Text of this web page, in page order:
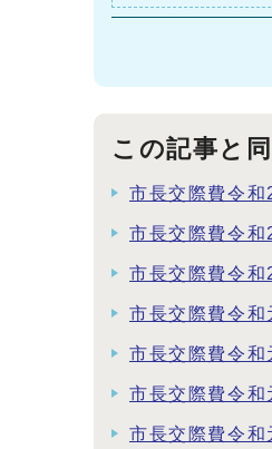
この記事と
市長交際費令和
市長交際費令和
市長交際費令和
市長交際費令和
市長交際費令和
市長交際費令和
市長交際費令和